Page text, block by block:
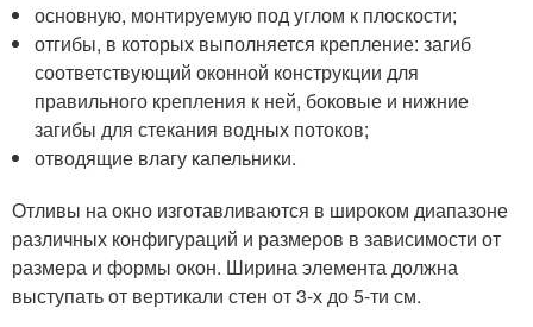
основную, монтируемую под углом к плоскости;
отгибы, в которых выполняется крепление: загиб
соответствующий оконной конструкции для
правильного крепления к ней, боковые и нижние
загибы для стекания водных потоков;
отводящие влагу капельники.
Отливы на окно изготавливаются в широком диапазоне
различных конфигураций и размеров в зависимости от
размера и формы окон. Ширина элемента должна
выступать от вертикали стен от 3-х до 5-ти см.